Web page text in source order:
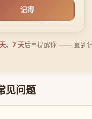
记得
、7 天后再提醒你 —— 直到
见问题